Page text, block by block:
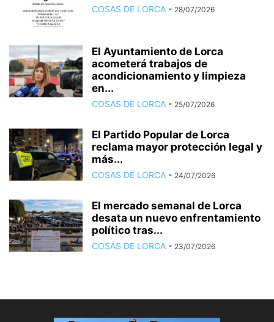
COSAS DE LORCA - 28/07/2026
El Ayuntamiento de Lorca
acometerá trabajos de
acondicionamiento y limpieza
en...
COSAS DE LORCA - 25/07/2026
El Partido Popular de Lorca
reclama mayor protección legal y
más...
COSAS DE LORCA - 24/07/2026
El mercado semanal de Lorca
desata un nuevo enfrentamiento
político tras...
COSAS DE LORCA - 23/07/2026